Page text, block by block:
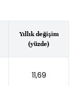
Yıllık değişim
(yüzde)
11,69